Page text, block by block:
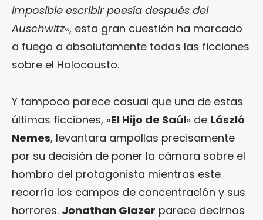
imposible escribir poesía después del
Auschwitz«, esta gran cuestión ha marcado
a fuego a absolutamente todas las ficciones
sobre el Holocausto.
Y tampoco parece casual que una de estas
últimas ficciones, «El Hijo de Saúl» de László
Nemes, levantara ampollas precisamente
por su decisión de poner la cámara sobre el
hombro del protagonista mientras este
recorría los campos de concentración y sus
horrores. Jonathan Glazer parece decirnos